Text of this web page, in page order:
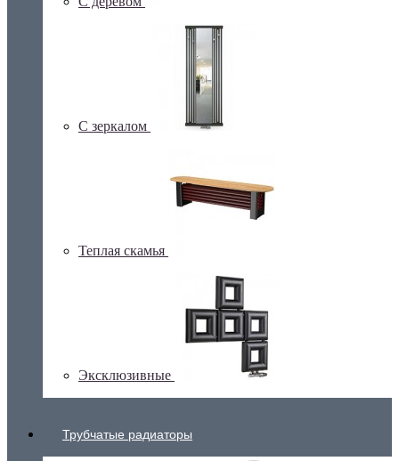
С зеркалом
Теплая скамья
Эксклюзивные
Трубчатые радиаторы